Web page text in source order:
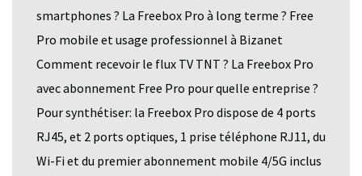
smartphones ? La Freebox Pro à long terme ? Free
Pro mobile et usage professionnel à Bizanet
Comment recevoir le flux TV TNT ? La Freebox Pro
avec abonnement Free Pro pour quelle entreprise ?
Pour synthétiser: la Freebox Pro dispose de 4 ports
RJ45, et 2 ports optiques, 1 prise téléphone RJ11, du
Wi-Fi et du premier abonnement mobile 4/5G inclus